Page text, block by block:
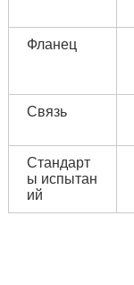
Фланец
Связь
Стандарт
ы испытан
ий